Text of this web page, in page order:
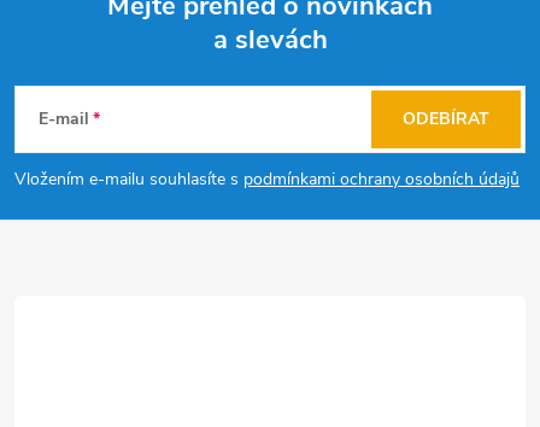
p
a
a slevách
E-mail
Vložením e-mailu souhlasíte s podmínkami ochrany osobních údajů
ODEBÍRAT